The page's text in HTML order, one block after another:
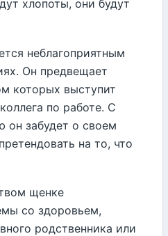
хлопоты, они будут
неблагоприятным
Он предвещает
которых выступит
по работе. С
он забудет о своем
на то, что
щенке
со здоровьем,
родственника или